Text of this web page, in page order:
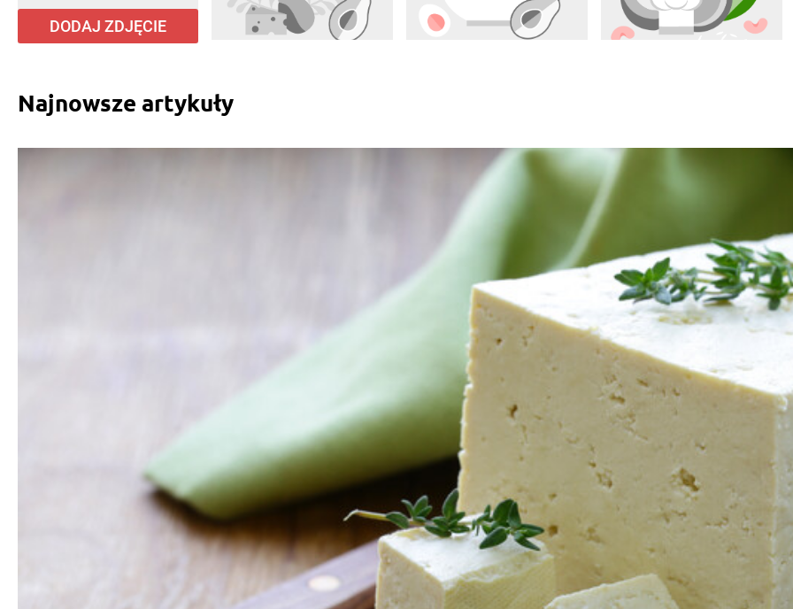
DODAJ ZDJĘCIE
Najnowsze artykuły